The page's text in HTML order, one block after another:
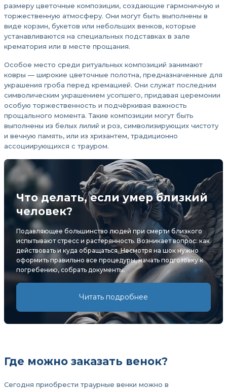
размеру цветочные композиции, создающие гармоничную и
торжественную атмосферу. Они могут быть выполнены в
виде корзин, букетов или небольших венков, которые
устанавливаются на специальных подставках в зале
крематория или в месте прощания.
Особое место среди ритуальных композиций занимают
ковры — широкие цветочные полотна, предназначенные для
украшения гроба перед кремацией. Они служат последним
символическим украшением усопшего, придавая церемонии
особую торжественность и подчёркивая важность
прощального момента. Такие композиции могут быть
выполнены из белых лилий и роз, символизирующих чистоту
и вечную память, или из хризантем, традиционно
ассоциирующихся с трауром.
Что делать, если умер близкий
человек?
Подавляющее большинство людей при смерти близкого
испытывают стресс и растерянность. Возникает вопрос: как
действовать и куда обращаться. Несмотря на шок нужно
оформить правильно все процедуры, начать подготовку к
погребению, собрать документы.
Читать подробнее
Где можно заказать венок?
Сегодня приобрести траурные венки можно в